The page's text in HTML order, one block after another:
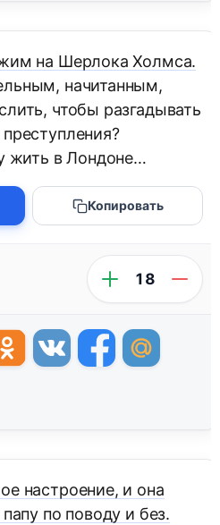
на Шерлока Холмса.
начитанным,
чтобы разгадывать
жить в Лондоне…
Копировать
18
настроение, и она
по поводу и без.